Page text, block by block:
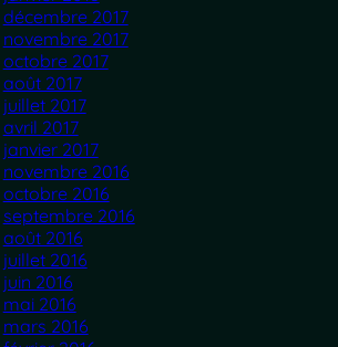
décembre 2017
novembre 2017
octobre 2017
août 2017
juillet 2017
avril 2017
janvier 2017
novembre 2016
octobre 2016
septembre 2016
août 2016
juillet 2016
juin 2016
mai 2016
mars 2016